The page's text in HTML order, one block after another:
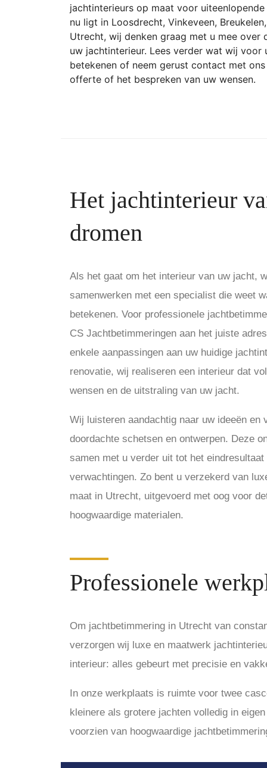
jachtinterieurs op maat voor
nu ligt in Loosdrecht, Vinkeveen,
Utrecht, wij denken graag met u mee over
uw jachtinterieur. Lees verder wat wij voor
betekenen of neem gerust contact met
offerte of het bespreken van uw wensen.
Het jachtinterieur
dromen
Als het gaat om het interieur van uw jacht,
samenwerken met een specialist die weet
betekenen. Voor professionele
CS Jachtbetimmeringen aan het juiste
enkele aanpassingen aan uw huidige
renovatie, wij realiseren een interieur dat
wensen en de uitstraling van uw jacht.
Wij luisteren aandachtig naar uw ideeën en
doordachte schetsen en ontwerpen. Deze
samen met u verder uit tot het
verwachtingen. Zo bent u verzekerd van
maat in Utrecht, uitgevoerd met oog voor
hoogwaardige materialen.
Professionele
Om jachtbetimmering in Utrecht van
verzorgen wij luxe en maatwerk
interieur: alles gebeurt met precisie en
In onze werkplaats is ruimte voor twee
kleinere als grotere jachten volledig in
voorzien van hoogwaardige